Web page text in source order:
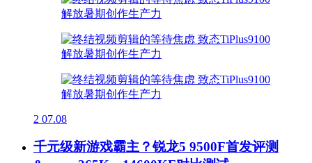
2 07.08
千元级新游戏霸主？锐龙5 9500F首发评测